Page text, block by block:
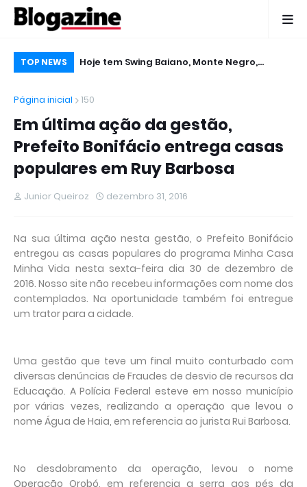
TOP NEWS
em
Hoje tem Swing Baiano, Monte Negro,
2016 em Ruy Barbosa
Página inicial
150
Em última ação da gestão,
Prefeito Bonifácio entrega casas
populares em Ruy Barbosa
Junior Queiroz dezembro 31, 2016
Na sua última ação nesta gestão, o Prefeito Bonifácio
entregou as casas populares do programa Minha Casa
Minha Vida nesta sexta-feira dia 30 de dezembro de
2016. Nosso site não recebeu informações com nome dos
contemplados. Na oportunidade também foi entregue
um trator para a cidade.
Uma gestão que teve um final muito conturbado com
diversas denúncias de Fraudes de desvio de recursos da
Educação. A Polícia Federal esteve em nosso município
por várias vezes, realizando a operação que levou o
nome Água de Haia, em referencia ao jurista Rui Barbosa.
No desdobramento da operação, levou o nome
Operação Orobó, em referencia a serra aos pés da